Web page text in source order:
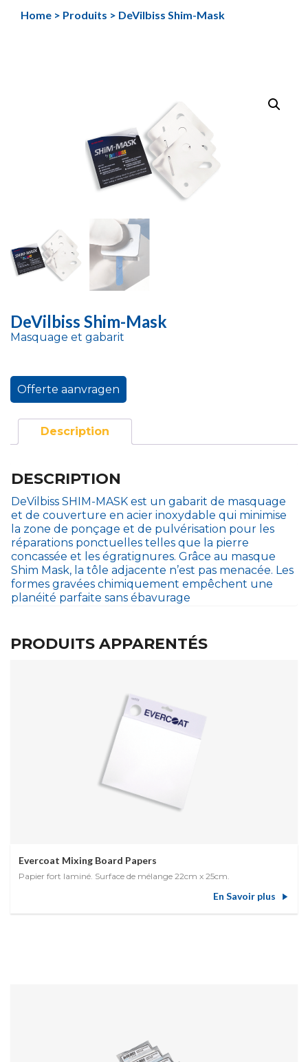
Home > Produits > DeVilbiss Shim-Mask
DeVilbiss Shim-Mask
Masquage et gabarit
Offerte aanvragen
Description
DESCRIPTION
DeVilbiss SHIM-MASK est un gabarit de masquage
et de couverture en acier inoxydable qui minimise
la zone de ponçage et de pulvérisation pour les
réparations ponctuelles telles que la pierre
concassée et les égratignures. Grâce au masque
Shim Mask, la tôle adjacente n’est pas menacée. Les
formes gravées chimiquement empêchent une
planéité parfaite sans ébavurage
PRODUITS APPARENTÉS
Evercoat Mixing Board Papers
Papier fort laminé. Surface de mélange 22cm x 25cm.
En Savoir plus